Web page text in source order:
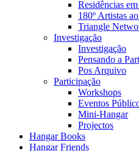
Residências
180º Artistas
Triangle
Investigação
Investigação
Pensando a
Pos Arquivo
Participação
Workshops
Eventos
Mini-Hangar
Projectos
Hangar Books
Hangar Friends